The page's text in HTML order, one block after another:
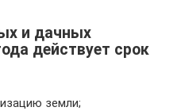
и дачных
действует срок
земли;